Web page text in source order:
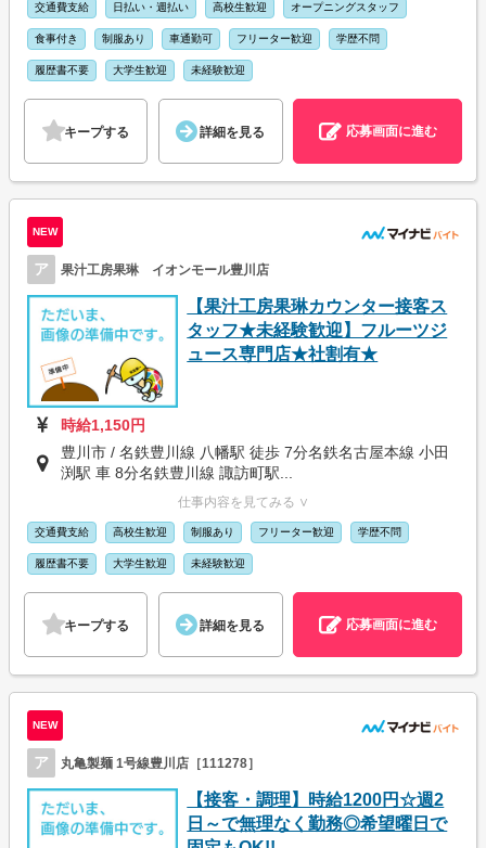
交通費支給 日払い・週払い 高校生歓迎 オープニングスタッフ
食事付き 制服あり 車通勤可 フリーター歓迎 学歴不問
履歴書不要 大学生歓迎 未経験歓迎
キープする 詳細を見る 応募画面に進む
NEW
ア 果汁工房果琳 イオンモール豊川店
【果汁工房果琳カウンター接客ス
タッフ★未経験歓迎】フルーツジ
ュース専門店★社割有★
時給1,150円
豊川市 / 名鉄豊川線 八幡駅 徒歩 7分名鉄名古屋本線 小田
渕駅 車 8分名鉄豊川線 諏訪町駅...
仕事内容を見てみる ∨
交通費支給 高校生歓迎 制服あり フリーター歓迎 学歴不問
履歴書不要 大学生歓迎 未経験歓迎
キープする 詳細を見る 応募画面に進む
NEW
ア 丸亀製麺 1号線豊川店［111278］
【接客・調理】時給1200円☆週2
日～で無理なく勤務◎希望曜日で